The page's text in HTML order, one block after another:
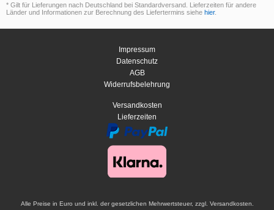
* Gilt für Lieferungen nach Deutschland bei Standardversand. Lieferzeiten für andere
Länder und Informationen zur Berechnung des Liefertermins siehe hier.
Impressum
Datenschutz
AGB
Widerrufsbelehrung
Versandkosten
Lieferzeiten
Alle Preise in Euro und inkl. der gesetzlichen Mehrwertsteuer, zzgl. Versandkosten.